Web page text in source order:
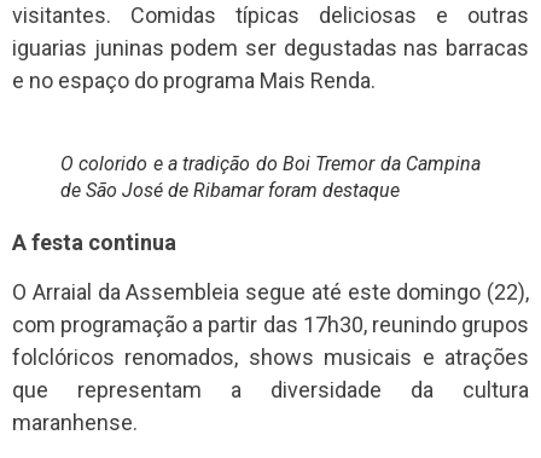
visitantes. Comidas típicas deliciosas e outras
iguarias juninas podem ser degustadas nas barracas
e no espaço do programa Mais Renda.
O colorido e a tradição do Boi Tremor da Campina
de São José de Ribamar foram destaque
A festa continua
O Arraial da Assembleia segue até este domingo (22),
com programação a partir das 17h30, reunindo grupos
folclóricos renomados, shows musicais e atrações
que representam a diversidade da cultura
maranhense.